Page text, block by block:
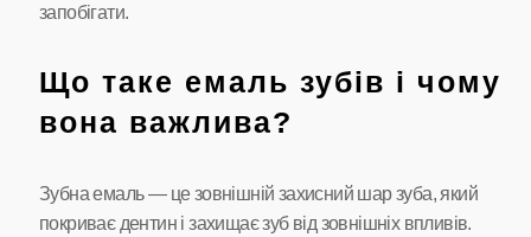
запобігати.
Що таке емаль зубів і чому
вона важлива?
Зубна емаль — це зовнішній захисний шар зуба, який
покриває дентин і захищає зуб від зовнішніх впливів.